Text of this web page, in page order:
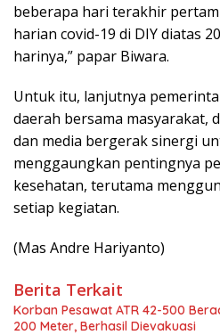
beberapa hari terakhir
harian covid-19 di DIY diatas
harinya,” papar Biwara.
Untuk itu, lanjutnya
daerah bersama masyarakat,
dan media bergerak sinergi
menggaungkan pentingnya
kesehatan, terutama
setiap kegiatan.
(Mas Andre Hariyanto)
Berita Terkait
Korban Pesawat ATR 42-500
200 Meter, Berhasil Dievakuasi